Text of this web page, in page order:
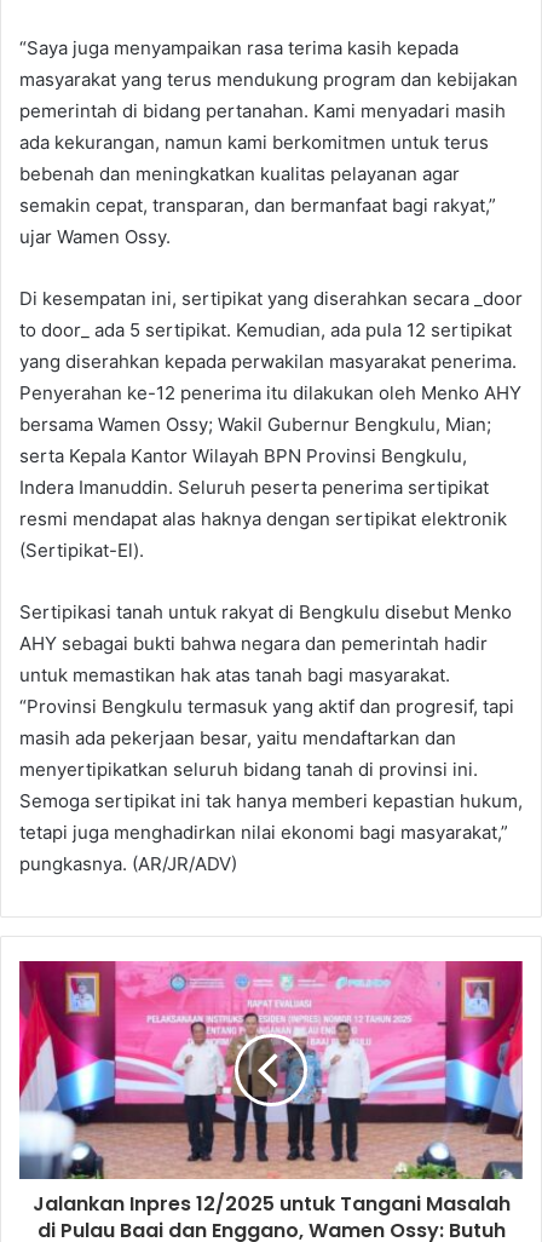
“Saya juga menyampaikan rasa terima kasih kepada
masyarakat yang terus mendukung program dan kebijakan
pemerintah di bidang pertanahan. Kami menyadari masih
ada kekurangan, namun kami berkomitmen untuk terus
bebenah dan meningkatkan kualitas pelayanan agar
semakin cepat, transparan, dan bermanfaat bagi rakyat,”
ujar Wamen Ossy.
Di kesempatan ini, sertipikat yang diserahkan secara _door
to door_ ada 5 sertipikat. Kemudian, ada pula 12 sertipikat
yang diserahkan kepada perwakilan masyarakat penerima.
Penyerahan ke-12 penerima itu dilakukan oleh Menko AHY
bersama Wamen Ossy; Wakil Gubernur Bengkulu, Mian;
serta Kepala Kantor Wilayah BPN Provinsi Bengkulu,
Indera Imanuddin. Seluruh peserta penerima sertipikat
resmi mendapat alas haknya dengan sertipikat elektronik
(Sertipikat-El).
Sertipikasi tanah untuk rakyat di Bengkulu disebut Menko
AHY sebagai bukti bahwa negara dan pemerintah hadir
untuk memastikan hak atas tanah bagi masyarakat.
“Provinsi Bengkulu termasuk yang aktif dan progresif, tapi
masih ada pekerjaan besar, yaitu mendaftarkan dan
menyertipikatkan seluruh bidang tanah di provinsi ini.
Semoga sertipikat ini tak hanya memberi kepastian hukum,
tetapi juga menghadirkan nilai ekonomi bagi masyarakat,”
pungkasnya. (AR/JR/ADV)
Jalankan Inpres 12/2025 untuk Tangani Masalah
di Pulau Baai dan Enggano, Wamen Ossy: Butuh